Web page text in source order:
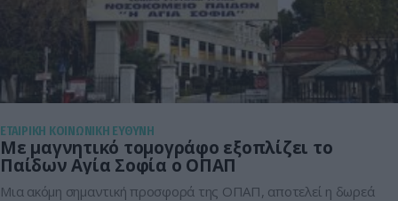
ΕΤΑΙΡΙΚΗ ΚΟΙΝΩΝΙΚΗ ΕΥΘΥΝΗ
Με μαγνητικό τομογράφο εξοπλίζει το
Παίδων Αγία Σοφία ο ΟΠΑΠ
Μια ακόμη σημαντική προσφορά της ΟΠΑΠ, αποτελεί η δωρεά